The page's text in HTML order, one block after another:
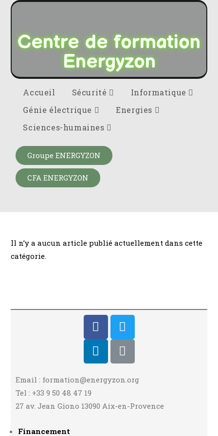
Centre de formation
Energyzon
Accueil Sécurité
Informatique
Génie électrique
Energies
Sciences-humaines
Groupe ENERGYZON
CFA ENERGYZON
Il n’y a aucun article publié actuellement dans cette
catégorie.
Email : formation@energyzon.org
Tel : +33 9 50 48 47 19
27 av. Jean Giono 13090 Aix-en-Provence
Financement